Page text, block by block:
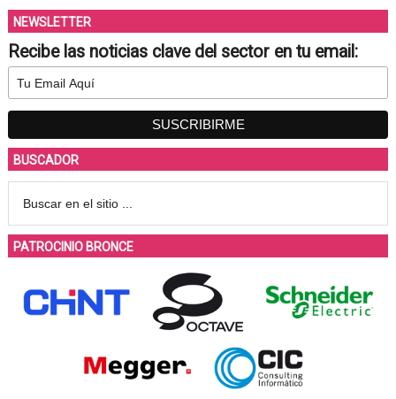
NEWSLETTER
Recibe las noticias clave del sector en tu email:
BUSCADOR
PATROCINIO BRONCE